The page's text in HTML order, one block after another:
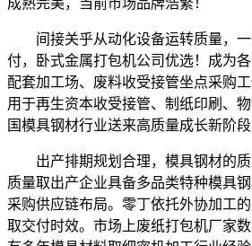
间接关乎从动化设备运转质量，一
付，卧式金属打包机公司优选！成为
配套加工场、废料收受接管坐点采购
用于再生资本收受接管、制纸印刷、
国模具钢材行业送来高质量成长新阶
出产排期规划合理，模具钢材的质
质量取出产企业具备多品类特种模具
采购供应链布局。零丁依托外协加工
取交付时效。市场上废纸打包机厂家